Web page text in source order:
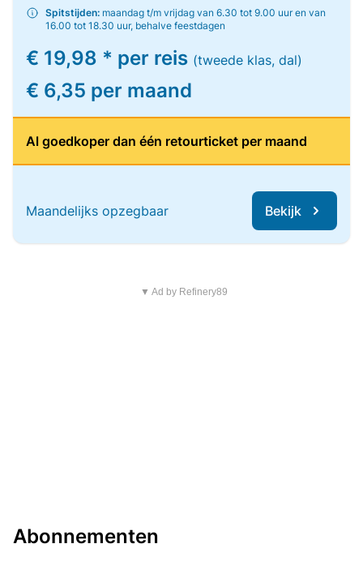
Spitstijden: maandag t/m vrijdag van 6.30 tot 9.00 uur en van
16.00 tot 18.30 uur, behalve feestdagen
€ 19,98 * per reis (tweede klas, dal)
€ 6,35 per maand
Al goedkoper dan één retourticket per maand
Maandelijks opzegbaar Bekijk
▼ Ad by Refinery89
Abonnementen